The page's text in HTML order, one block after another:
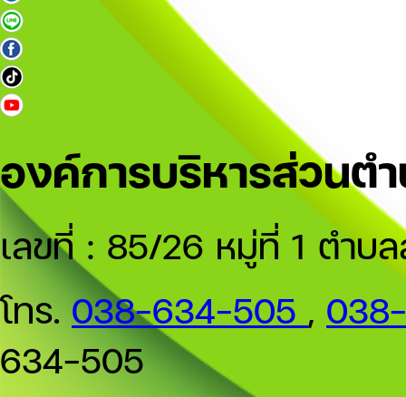
องค์การบริหารส่วนต
เลขที่ : 85/26 หมู่ที่ 1 ตำบ
โทร.038-634-505 ,
634-505